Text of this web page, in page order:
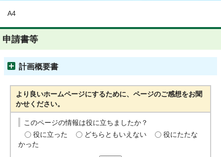
A4
申請書等
計画概要書
より良いホームページにするために、ページのご感想をお聞
かせください。
このページの情報は役に立ちましたか？
役に立った
どちらともいえない
役にたたな
かった